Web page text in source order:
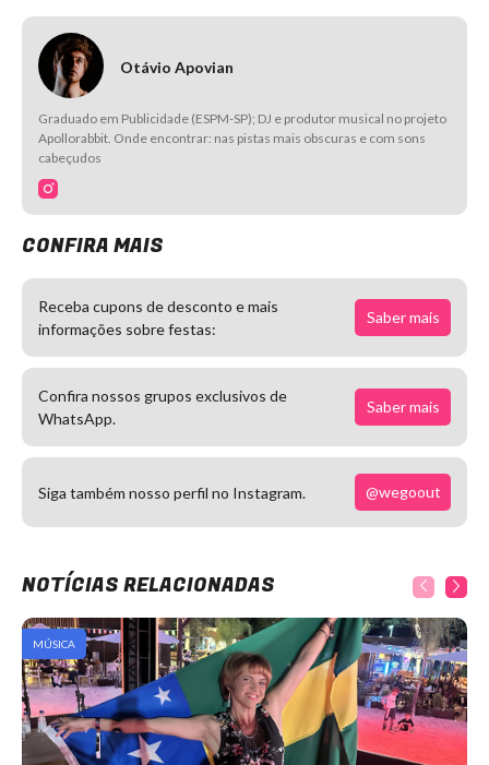
Otávio Apovian
Graduado em Publicidade (ESPM-SP); DJ e produtor musical no projeto
Apollorabbit. Onde encontrar: nas pistas mais obscuras e com sons
cabeçudos
CONFIRA MAIS
Receba cupons de desconto e mais
informações sobre festas:
Saber mais
Confira nossos grupos exclusivos de
WhatsApp.
Saber mais
Siga também nosso perfil no Instagram. @wegoout
NOTÍCIAS RELACIONADAS
MÚSICA